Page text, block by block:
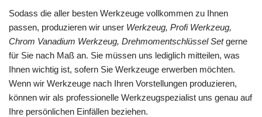
Sodass die aller besten Werkzeuge vollkommen zu Ihnen
passen, produzieren wir unser Werkzeug, Profi Werkzeug,
Chrom Vanadium Werkzeug, Drehmomentschlüssel Setgerne
für Sie nach Maß an. Sie müssen uns lediglich mitteilen, was
Ihnen wichtig ist, sofern Sie Werkzeuge erwerben möchten.
Wenn wir Werkzeuge nach Ihren Vorstellungen produzieren,
können wir als professionelle Werkzeugspezialist uns genau auf
Ihre persönlichen Einfällen beziehen.